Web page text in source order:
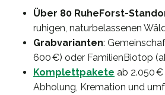
Über 80 RuheForst-
ruhigen, naturbelassenen
Grabvarianten:
600 €) oder FamilienBiotop
Komplettpakete ab 2.050
Abholung, Kremation und